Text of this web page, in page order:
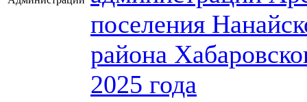
поселения
района
2025 года